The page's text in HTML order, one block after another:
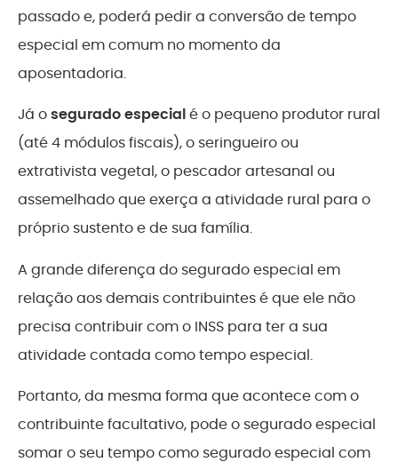
passado e, poderá pedir a conversão de tempo
especial em comum no momento da
aposentadoria.
Já osegurado especialé o pequeno produtor rural
(até 4 módulos fiscais), o seringueiro ou
extrativista vegetal, o pescador artesanal ou
assemelhado que exerça a atividade rural para o
próprio sustento e de sua família.
A grande diferença do segurado especial em
relação aos demais contribuintes é que ele não
precisa contribuir com o INSS para ter a sua
atividade contada como tempo especial.
Portanto, da mesma forma que acontece com o
contribuinte facultativo, pode o segurado especial
somar o seu tempo como segurado especial com